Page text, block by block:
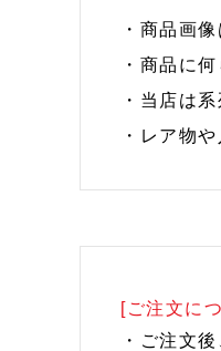
・商品画
・商品に
・当店は
・レア物
[ご注文に
・ご注文